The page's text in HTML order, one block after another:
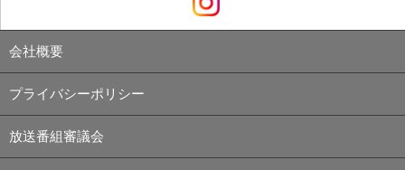
会社概要
プライバシーポリシー
放送番組審議会